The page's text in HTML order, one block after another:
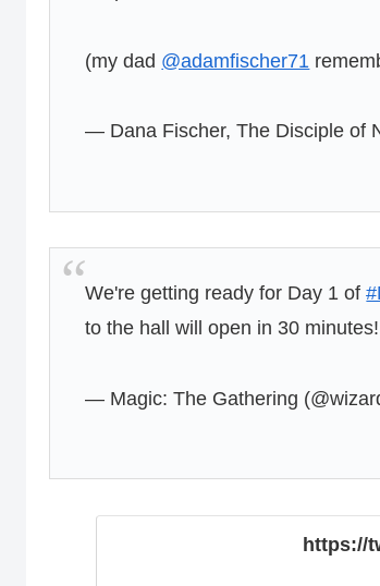
(my dad @adamfischer71
— Dana Fischer, The Disciple of
We're getting ready for Day 1 of
to the hall will open in 30 minutes!
— Magic: The Gathering
https://